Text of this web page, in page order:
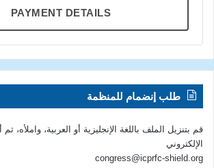
PAYMENT DETAILS
طلب إنضمام للمنظمة
قم بتنزيل الملف باللغة الإنجليزية أو العربية، واملأه،
الإلكتروني
congress@icprfc-shield.org